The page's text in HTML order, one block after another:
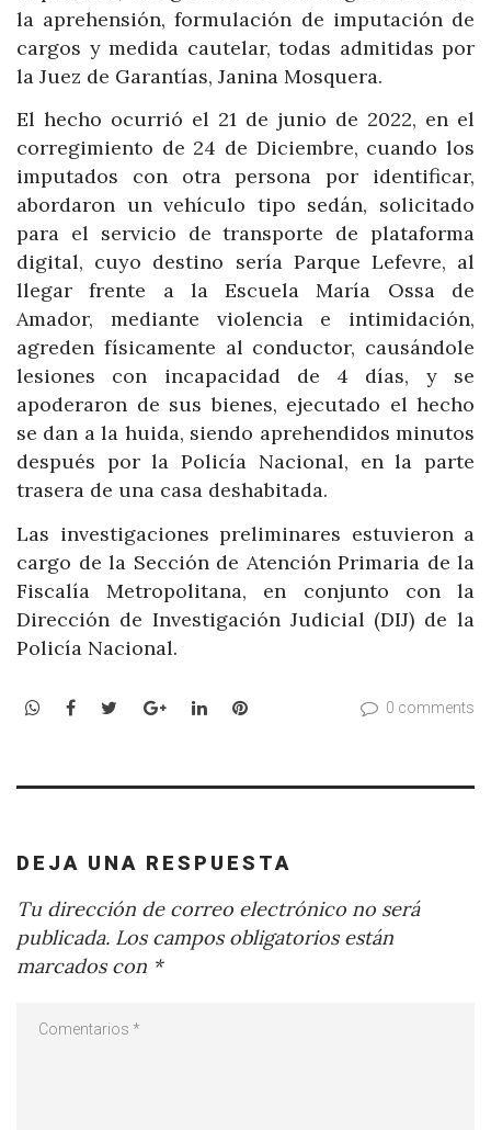
la aprehensión, formulación de imputación de
cargos y medida cautelar, todas admitidas por
la Juez de Garantías, Janina Mosquera.
El hecho ocurrió el 21 de junio de 2022, en el
corregimiento de 24 de Diciembre, cuando los
imputados con otra persona por identificar,
abordaron un vehículo tipo sedán, solicitado
para el servicio de transporte de plataforma
digital, cuyo destino sería Parque Lefevre, al
llegar frente a la Escuela María Ossa de
Amador, mediante violencia e intimidación,
agreden físicamente al conductor, causándole
lesiones con incapacidad de 4 días, y se
apoderaron de sus bienes, ejecutado el hecho
se dan a la huida, siendo aprehendidos minutos
después por la Policía Nacional, en la parte
trasera de una casa deshabitada.
Las investigaciones preliminares estuvieron a
cargo de la Sección de Atención Primaria de la
Fiscalía Metropolitana, en conjunto con la
Dirección de Investigación Judicial (DIJ) de la
Policía Nacional.
WhatsApp
Facebook
TwitterGoogle+LinkedInPinterest 0 comments
DEJA UNA RESPUESTA
Tu dirección de correo electrónico no será
publicada. Los campos obligatorios están
marcados con *